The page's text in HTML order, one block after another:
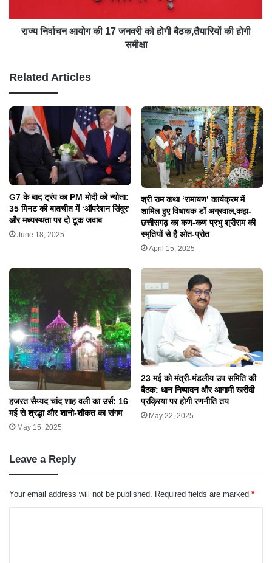
राज्य निर्वाचन आयोग की 17 जनवरी को होगी बैठक,तैयारियों की होगी
समीक्षा
Related Articles
G7 के बाद ट्रंप का PM मोदी को न्योता:
35 मिनट की बातचीत में ‘ऑपरेशन सिंदूर’
और मध्यस्थता पर दो टूक जवाब
June 18, 2025
श्री राम कथा ‘रामायण’ कार्यक्रम में
शामिल हुए विधायक डॉ अग्रवाल,कहा-
छत्तीसगढ़ का कण-कण प्रभु श्रीराम की
स्मृतियों से है ओत-प्रोत
April 15, 2025
हजरत सैय्यद चांद शाह वली का उर्स: 16
मई से श्रद्धा और शानो-शौकत का संगम
May 15, 2025
23 मई को मंत्री-मंडलीय उप समिति की
बैठक: धान निष्पादन और आगामी खरीदी
प्रक्रिया पर होगी रणनीति तय
May 22, 2025
Leave a Reply
Your email address will not be published. Required fields are marked *